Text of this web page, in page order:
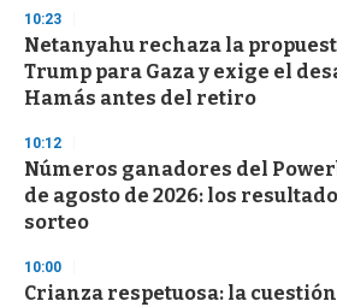
10:23
Netanyahu rechaza la
Trump para Gaza y exige el
Hamás antes del retiro
10:12
Números ganadores del
de agosto de 2026: los
sorteo
10:00
Crianza respetuosa: la